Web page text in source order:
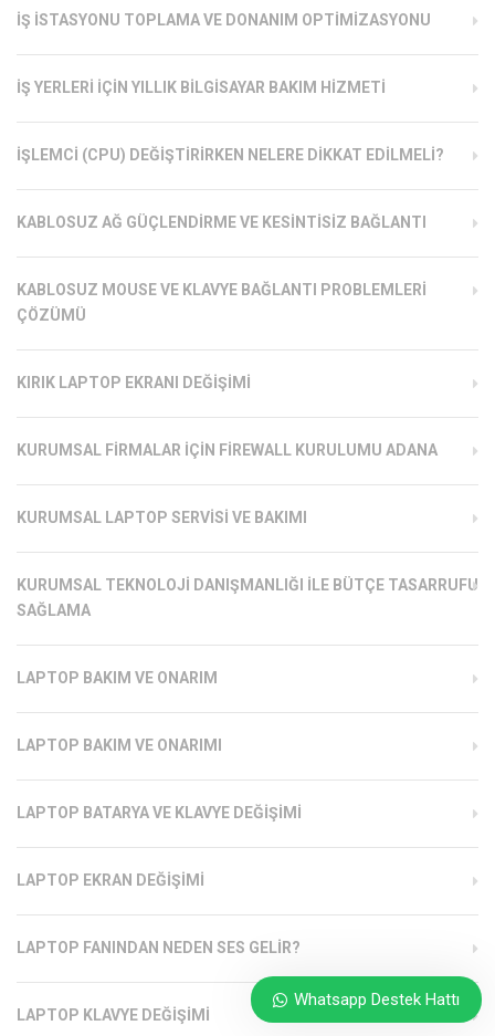
İŞ İSTASYONU TOPLAMA VE DONANIM OPTIMIZASYONU
İŞ YERLERI İÇIN YILLIK BILGISAYAR BAKIM HIZMETI
İŞLEMCI (CPU) DEĞIŞTIRIRKEN NELERE DIKKAT EDILMELI?
KABLOSUZ AĞ GÜÇLENDIRME VE KESINTISIZ BAĞLANTI
KABLOSUZ MOUSE VE KLAVYE BAĞLANTI PROBLEMLERI
ÇÖZÜMÜ
KIRIK LAPTOP EKRANI DEĞIŞIMI
KURUMSAL FIRMALAR İÇIN FIREWALL KURULUMU ADANA
KURUMSAL LAPTOP SERVISI VE BAKIMI
KURUMSAL TEKNOLOJI DANIŞMANLIĞI ILE BÜTÇE TASARRUFU
SAĞLAMA
LAPTOP BAKIM VE ONARIM
LAPTOP BAKIM VE ONARIMI
LAPTOP BATARYA VE KLAVYE DEĞIŞIMI
LAPTOP EKRAN DEĞIŞIMI
LAPTOP FANINDAN NEDEN SES GELIR?
LAPTOP KLAVYE DEĞIŞIMI
Whatsapp Destek Hattı